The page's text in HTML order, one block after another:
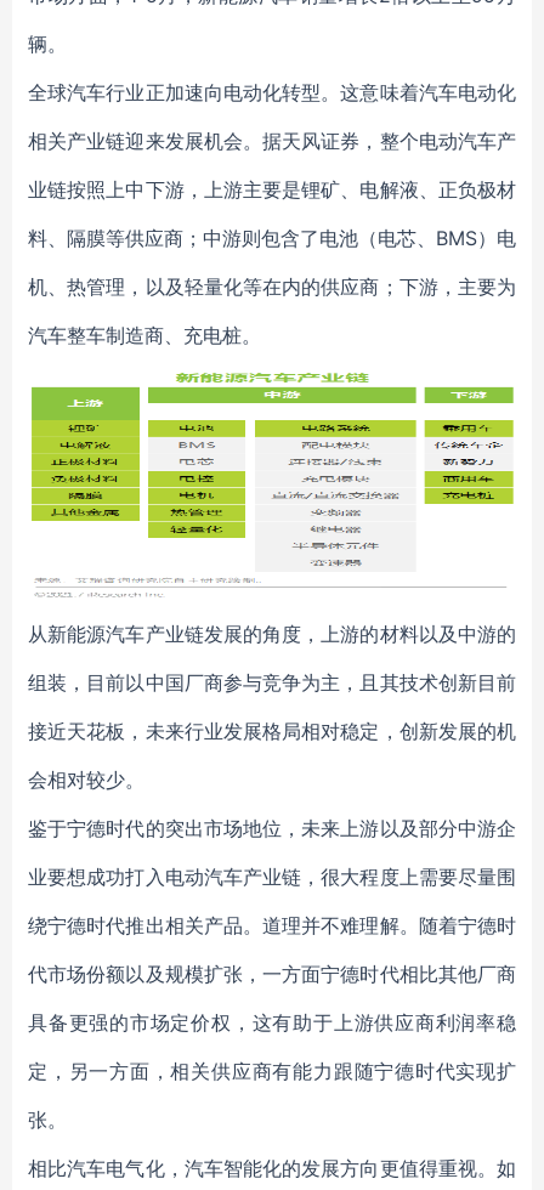
辆。
全球汽车行业正加速向电动化转型。这意味着汽车电动化
相关产业链迎来发展机会。据天风证券，整个电动汽车产
业链按照上中下游，上游主要是锂矿、电解液、正负极材
料、隔膜等供应商；中游则包含了电池（电芯、BMS）电
机、热管理，以及轻量化等在内的供应商；下游，主要为
汽车整车制造商、充电桩。
从新能源汽车产业链发展的角度，上游的材料以及中游的
组装，目前以中国厂商参与竞争为主，且其技术创新目前
接近天花板，未来行业发展格局相对稳定，创新发展的机
会相对较少。
鉴于宁德时代的突出市场地位，未来上游以及部分中游企
业要想成功打入电动汽车产业链，很大程度上需要尽量围
绕宁德时代推出相关产品。道理并不难理解。随着宁德时
代市场份额以及规模扩张，一方面宁德时代相比其他厂商
具备更强的市场定价权，这有助于上游供应商利润率稳
定，另一方面，相关供应商有能力跟随宁德时代实现扩
张。
相比汽车电气化，汽车智能化的发展方向更值得重视。如